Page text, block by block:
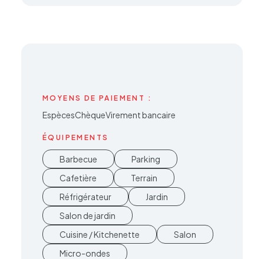
MOYENS DE PAIEMENT :
EspècesChèqueVirement bancaire
ÉQUIPEMENTS
Barbecue
Parking
Cafetière
Terrain
Réfrigérateur
Jardin
Salon de jardin
Cuisine / Kitchenette
Salon
Micro-ondes